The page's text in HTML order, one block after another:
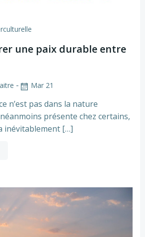
une paix durable entre
- Mar 21
n’est pas dans la nature
présente chez certains,
inévitablement […]